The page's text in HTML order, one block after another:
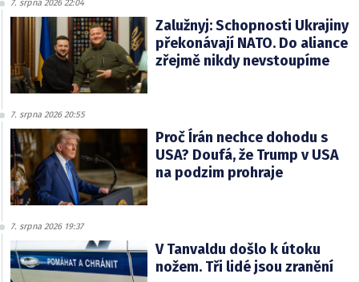
7. srpna 2026 22:04
Zalužnyj: Schopnosti Ukrajiny
překonávají NATO. Do aliance
zřejmě nikdy nevstoupíme
7. srpna 2026 20:55
Proč Írán nechce dohodu s
USA? Doufá, že Trump v USA
na podzim prohraje
7. srpna 2026 19:37
V Tanvaldu došlo k útoku
nožem. Tři lidé jsou zranění